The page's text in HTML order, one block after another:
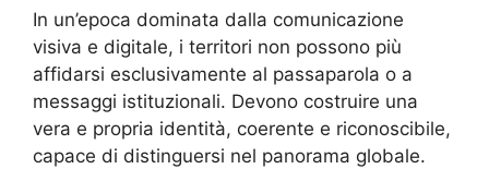
In un’epoca dominata dalla comunicazione
visiva e digitale, i territori non possono più
affidarsi esclusivamente al passaparola o a
messaggi istituzionali. Devono costruire una
vera e propria identità, coerente e riconoscibile,
capace di distinguersi nel panorama globale.